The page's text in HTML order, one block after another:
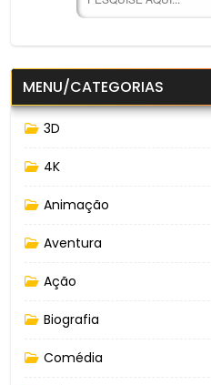
MENU/CATEGORIAS
3D
4K
Animação
Aventura
Ação
Biografia
Comédia